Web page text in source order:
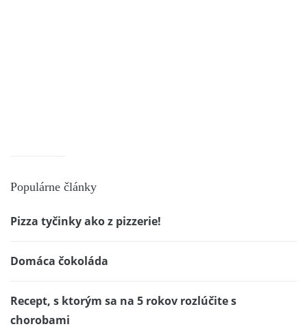
Populárne články
Pizza tyčinky ako z pizzerie!
Domáca čokoláda
Recept, s ktorým sa na 5 rokov rozlúčite s
chorobami